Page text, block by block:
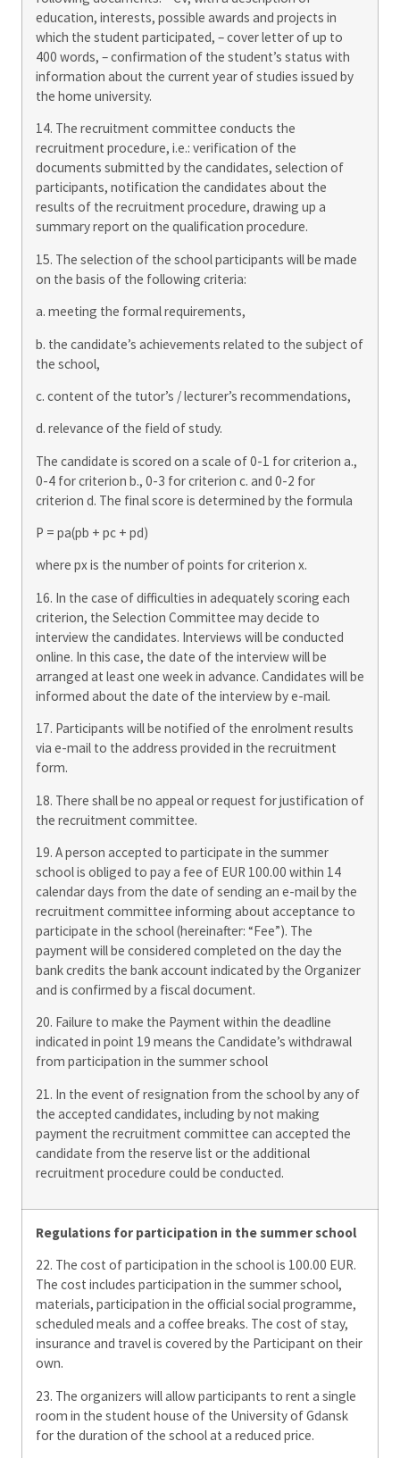
education, interests, possible awards and projects in
which the student participated, – cover letter of up to
400 words, – confirmation of the student’s status with
information about the current year of studies issued by
the home university.
14. The recruitment committee conducts the
recruitment procedure, i.e.: verification of the
documents submitted by the candidates, selection of
participants, notification the candidates about the
results of the recruitment procedure, drawing up a
summary report on the qualification procedure.
15. The selection of the school participants will be made
on the basis of the following criteria:
a. meeting the formal requirements,
b. the candidate’s achievements related to the subject of
the school,
c. content of the tutor’s / lecturer’s recommendations,
d. relevance of the field of study.
The candidate is scored on a scale of 0-1 for criterion a.,
0-4 for criterion b., 0-3 for criterion c. and 0-2 for
criterion d. The final score is determined by the formula
P = pa(pb + pc + pd)
where px is the number of points for criterion x.
16. In the case of difficulties in adequately scoring each
criterion, the Selection Committee may decide to
interview the candidates. Interviews will be conducted
online. In this case, the date of the interview will be
arranged at least one week in advance. Candidates will be
informed about the date of the interview by e-mail.
17. Participants will be notified of the enrolment results
via e-mail to the address provided in the recruitment
form.
18. There shall be no appeal or request for justification of
the recruitment committee.
19. A person accepted to participate in the summer
school is obliged to pay a fee of EUR 100.00 within 14
calendar days from the date of sending an e-mail by the
recruitment committee informing about acceptance to
participate in the school (hereinafter: “Fee”). The
payment will be considered completed on the day the
bank credits the bank account indicated by the Organizer
and is confirmed by a fiscal document.
20. Failure to make the Payment within the deadline
indicated in point 19 means the Candidate’s withdrawal
from participation in the summer school
21. In the event of resignation from the school by any of
the accepted candidates, including by not making
payment the recruitment committee can accepted the
candidate from the reserve list or the additional
recruitment procedure could be conducted.
Regulations for participation in the summer school
22. The cost of participation in the school is 100.00 EUR.
The cost includes participation in the summer school,
materials, participation in the official social programme,
scheduled meals and a coffee breaks. The cost of stay,
insurance and travel is covered by the Participant on their
own.
23. The organizers will allow participants to rent a single
room in the student house of the University of Gdansk
for the duration of the school at a reduced price.